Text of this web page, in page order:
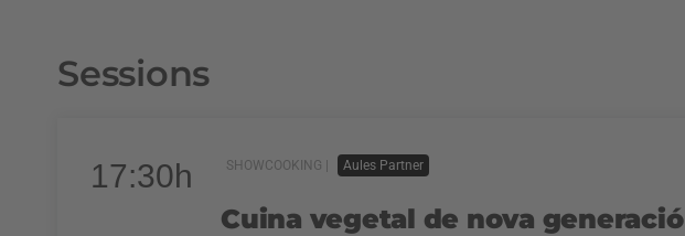
Sessions
17:30h SHOWCOOKING | Aules Partner
Cuina vegetal de nova generació